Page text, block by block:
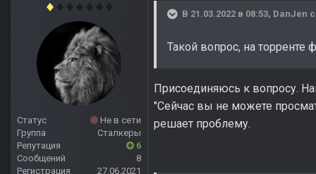
Статус
Не в сети
Группа
Сталкеры
Репутация
6
Сообщений
8
Регистрация
27.06.2021
В 21.03.2022 в 08:53, DanJen
Такой вопрос, на
Присоединяюсь к вопросу.
"Сейчас вы не можете
решает проблему.